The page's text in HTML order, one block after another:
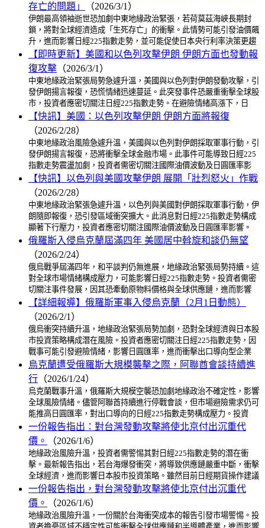
存亡的問題」
（2026/3/1）
伊朗最高領袖逝世恐加劇中東地緣政治緊張，若荷莫茲海峽長期封
鎖，將對全球經濟造成「生死存亡」的衝擊。此情勢可能引發油價飆
升，進而影響日經225指數走勢，並可能促使日本央行利率決策更趨
【即時更新】美國和以色列攻擊伊朗 伊朗方面也發動報
復攻擊 （2026/3/1）
中東地緣政治緊張局勢急遽升溫，美國與以色列對伊朗發動攻擊，引
發伊朗揚言報復，恐慌情緒迅速蔓延。此突發事件恐嚴重衝擊全球股
市，投資者應密切關注日經225指數走勢。在避險情緒高漲下，日
【快訊】美國：以色列攻擊伊朗 伊朗方面將報復
（2026/2/28）
中東地緣政治風險急遽升溫，美國與以色列對伊朗採取軍事行動，引
發伊朗揚言報復，恐將衝擊全球金融市場。此事件可能導致日經225
指數走勢震盪加劇，投資者需密切關注國際油價波動及日圓匯率影
【快訊】以色列與美國攻擊伊朗 展開「壯烈怒火」作戰
（2026/2/28）
中東地緣政治緊張急遽升溫，以色列與美國對伊朗採取軍事行動，伊
朗隨即報復，恐引發區域衝突擴大。此消息對日經225指數走勢構成
顯著下行壓力，投資者應密切關注國際油價波動及日圓匯率影響。
俄羅斯入侵烏克蘭屆滿四年 美國居中斡旋和談仍無望
（2026/2/24）
俄烏戰爭屆滿四年，和平談判仍無進展，地緣政治緊張局勢持續。這
對全球市場情緒構成壓力，可能影響日經225指數走勢。投資者需密
切關注事件發展，因其恐牽動原物料價格與全球供應鏈，進而影響
【詳細報導】俄羅斯軍事入侵烏克蘭（2月1日動態）
（2026/2/1）
俄烏衝突持續升溫，地緣政治緊張局勢加劇，恐對全球經濟與日本股
市投資策略構成潛在風險。投資者應密切關注日經225指數走勢，因
戰事可能引發避險情緒，影響日圓匯率，進而衝擊出口導向型企業
烏克蘭遭受俄羅斯大規模襲擊之際，阿聯酋會談持續進
行 （2026/1/24）
烏克蘭戰事升溫，俄羅斯大規模空襲恐加劇地緣政治不確定性，影響
全球風險情緒。儘管阿聯酋持續進行停戰會談，但市場避險需求仍可
能推高日圓匯率，對出口導向的日經225指數走勢構成壓力。投資
一份報告指出：對台灣發動攻擊將使北京付出沉重代
價。
（2026/1/6）
地緣政治風險升溫，投資者需警惕其對日經225指數走勢的潛在衝
擊。最新報告指出，若台海爆發衝突，將導致供應鏈嚴重中斷，衝擊
全球經濟，進而影響日本股市投資策略。雖然目前日經期貨操作建議
一份報告指出，對台灣發動攻擊將使北京付出沉重代
價。
（2026/1/6）
地緣政治風險升溫，一份關於台海衝突成本的報告引發市場警惕。投